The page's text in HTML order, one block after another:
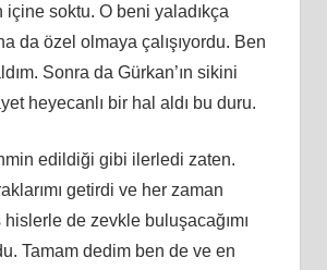
içine soktu. O beni yaladıkça
da özel olmaya çalışıyordu. Ben
Sonra da Gürkan’ın sikini
heyecanlı bir hal aldı bu duru.
edildiği gibi ilerledi zaten.
getirdi ve her zaman
de zevkle buluşacağımı
Tamam dedim ben de ve en